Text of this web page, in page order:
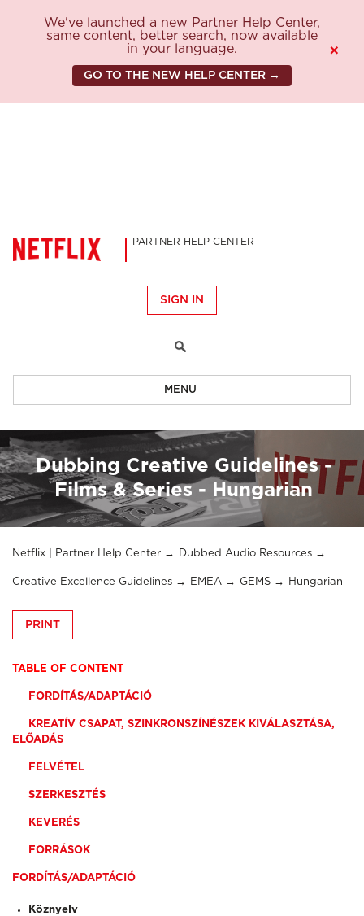
We've launched a new Partner Help Center,
same content, better search, now available
in your language.
GO TO THE NEW HELP CENTER →
×
PARTNER HELP CENTER
SIGN IN
MENU
Dubbing Creative Guidelines -
Films & Series - Hungarian
Netflix | Partner Help Center Dubbed Audio Resources
Creative Excellence Guidelines EMEA GEMS Hungarian
PRINT
TABLE OF CONTENT
FORDÍTÁS/ADAPTÁCIÓ
KREATÍV CSAPAT, SZINKRONSZÍNÉSZEK KIVÁLASZTÁSA,
ELŐADÁS
FELVÉTEL
SZERKESZTÉS
KEVERÉS
FORRÁSOK
FORDÍTÁS/ADAPTÁCIÓ
Köznyelv